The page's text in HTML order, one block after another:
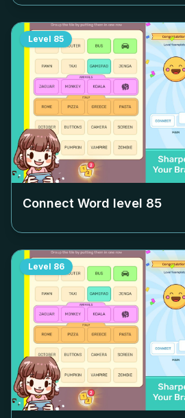
Level 85
Connect Word level 85
Level 86